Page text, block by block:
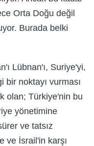
Orta Doğu değil
Burada belki
Lübnan'ı, Suriye'yi,
bir noktayı vurması
olan; Türkiye'nin bu
yönetimine
ve tatsız
ve İsrail'in karşı